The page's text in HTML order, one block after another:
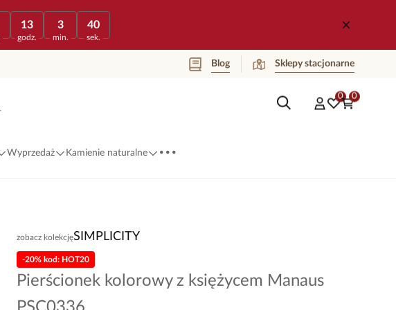
13
godz.
3
min.
40
sek.
Blog Sklepy stacjonarne
0 0
Wyprzedaż Kamienie naturalne ...
zobacz kolekcjęSIMPLICITY
Pierścionek kolorowy z księżycem Manaus
-20% kod: HOT20